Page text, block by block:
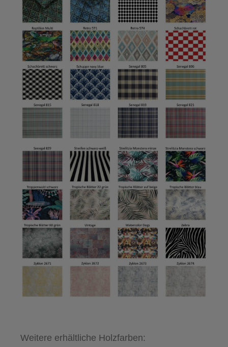
Weitere erhältliche Holzfarben: